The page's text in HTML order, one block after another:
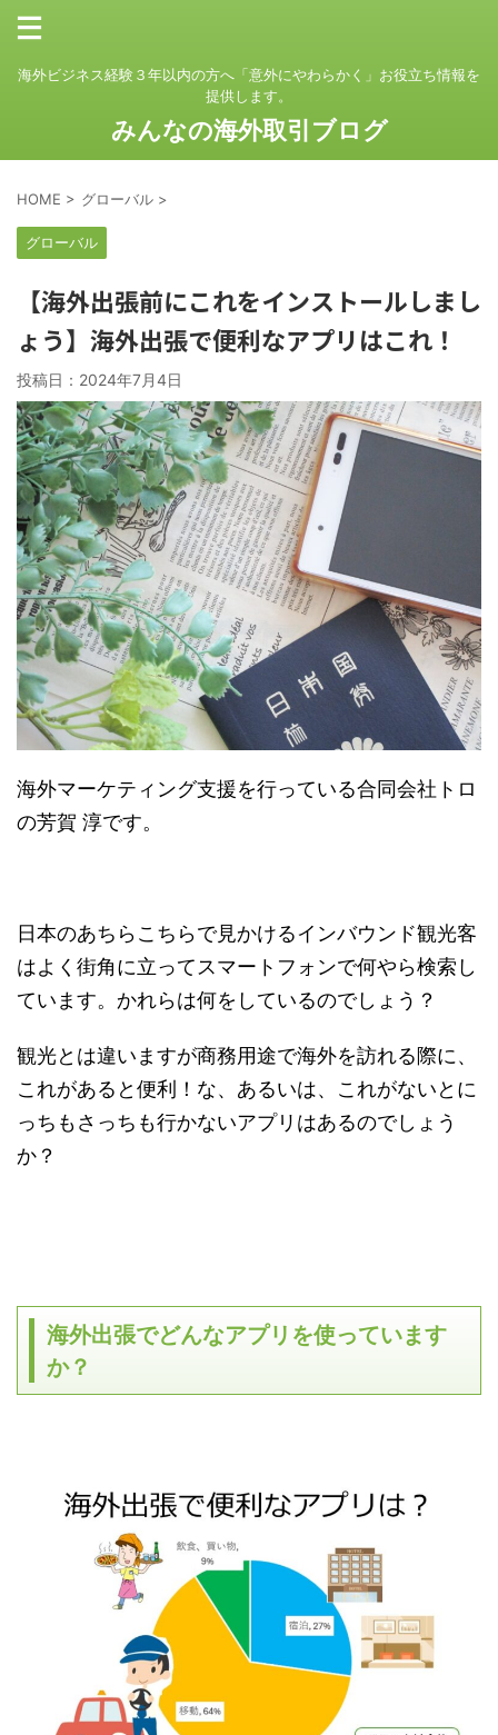
海外ビジネス経験３年以内の方へ「意外にやわらかく」お役立ち情報を
提供します。
みんなの海外取引ブログ
HOME > グローバル >
グローバル
【海外出張前にこれをインストールしまし
ょう】海外出張で便利なアプリはこれ！
投稿日： 2024年7月4日
海外マーケティング支援を行っている合同会社トロ
の芳賀 淳です。
日本のあちらこちらで見かけるインバウンド観光客
はよく街角に立ってスマートフォンで何やら検索し
ています。かれらは何をしているのでしょう？
観光とは違いますが商務用途で海外を訪れる際に、
これがあると便利！な、あるいは、これがないとに
っちもさっちも行かないアプリはあるのでしょう
か？
海外出張でどんなアプリを使っています
か？